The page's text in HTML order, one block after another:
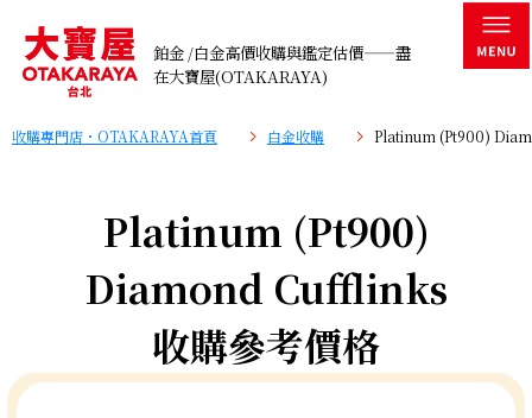
鉑金 /白金高價收購與鑑定估價——盡
在大寶屋(OTAKARAYA)
收購專門店・OTAKARAYA首頁 白金收購 Platinum (Pt900)
Platinum (Pt900)
Diamond Cufflinks
收購參考價格